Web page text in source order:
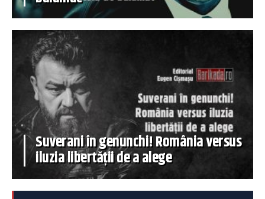
Suverani în genunchi! România versus
iluzia libertății de a alege